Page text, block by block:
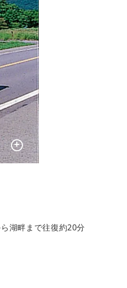
湖畔まで往復約20分